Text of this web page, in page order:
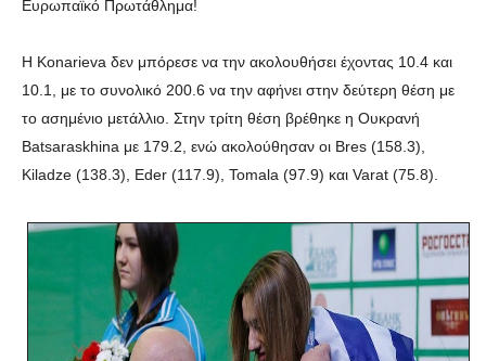
Ευρωπαϊκό Πρωτάθλημα!
Η Konarieva δεν μπόρεσε να την ακολουθήσει έχοντας 10.4 και
10.1, με το συνολικό 200.6 να την αφήνει στην δεύτερη θέση με
το ασημένιο μετάλλιο. Στην τρίτη θέση βρέθηκε η Ουκρανή
Batsaraskhina με 179.2, ενώ ακολούθησαν οι Bres (158.3),
Kiladze (138.3), Eder (117.9), Tomala (97.9) και Varat (75.8).